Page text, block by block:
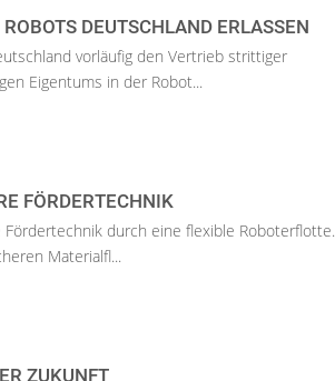
DEUTSCHLAND ERLASSEN
vorläufig den Vertrieb strittiger
Eigentums in der Robot...
FÖRDERTECHNIK
durch eine flexible Roboterflotte.
Materialfl...
ZUKUNFT